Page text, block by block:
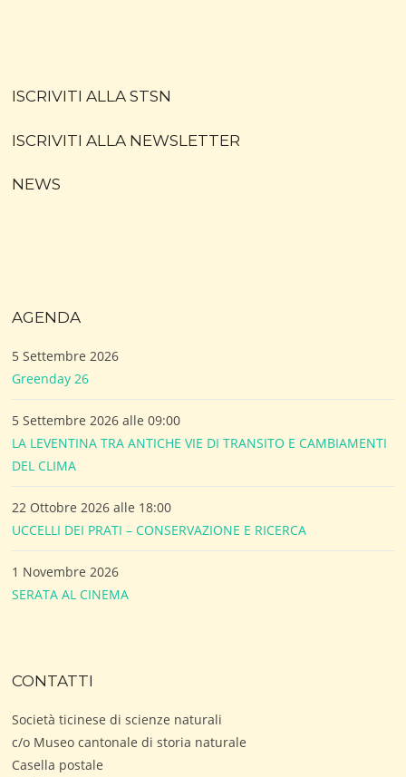
ISCRIVITI ALLA STSN
ISCRIVITI ALLA NEWSLETTER
NEWS
AGENDA
5 Settembre 2026
Greenday 26
5 Settembre 2026 alle 09:00
LA LEVENTINA TRA ANTICHE VIE DI TRANSITO E CAMBIAMENTI
DEL CLIMA
22 Ottobre 2026 alle 18:00
UCCELLI DEI PRATI – CONSERVAZIONE E RICERCA
1 Novembre 2026
SERATA AL CINEMA
CONTATTI
Società ticinese di scienze naturali
c/o Museo cantonale di storia naturale
Casella postale